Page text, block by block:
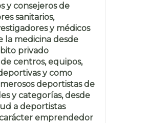
y consejeros de
sanitarios,
y médicos
la medicina desde
privado
centros, equipos,
y como
deportistas de
y categorías, desde
a deportistas
emprendedor